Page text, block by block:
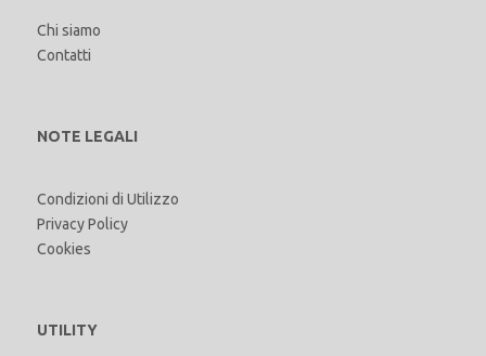
Chi siamo
Contatti
NOTE LEGALI
Condizioni di Utilizzo
Privacy Policy
Cookies
UTILITY